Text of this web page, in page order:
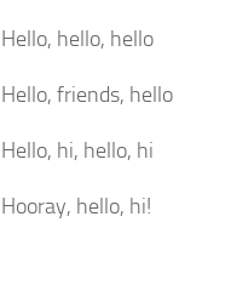
Hello, hello, hello
Hello, friends, hello
Hello, hi, hello, hi
Hooray, hello, hi!